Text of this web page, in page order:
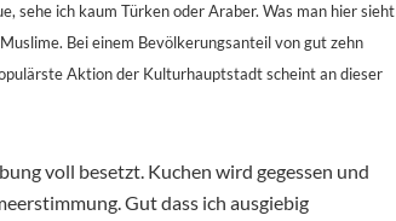
sehe ich kaum Türken oder Araber. Was man hier sieht
Bei einem Bevölkerungsanteil von gut zehn
Aktion der Kulturhauptstadt scheint an dieser
voll besetzt. Kuchen wird gegessen und
Gut dass ich ausgiebig